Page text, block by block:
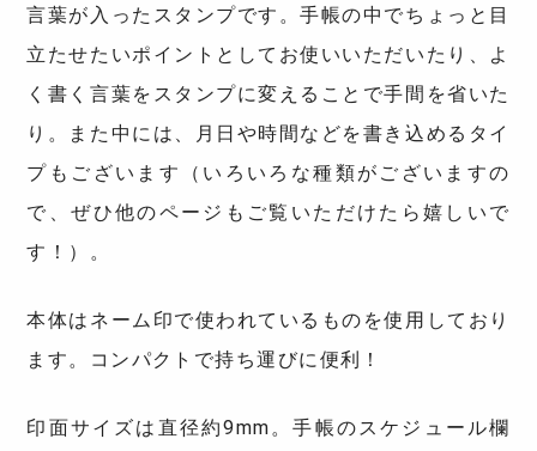
言葉が入ったスタンプです。手帳の中でちょっと目
立たせたいポイントとしてお使いいただいたり、よ
く書く言葉をスタンプに変えることで手間を省いた
り。また中には、月日や時間などを書き込めるタイ
プもございます（いろいろな種類がございますの
で、ぜひ他のページもご覧いただけたら嬉しいで
す！）。
本体はネーム印で使われているものを使用しており
ます。コンパクトで持ち運びに便利！
印面サイズは直径約9mm。手帳のスケジュール欄